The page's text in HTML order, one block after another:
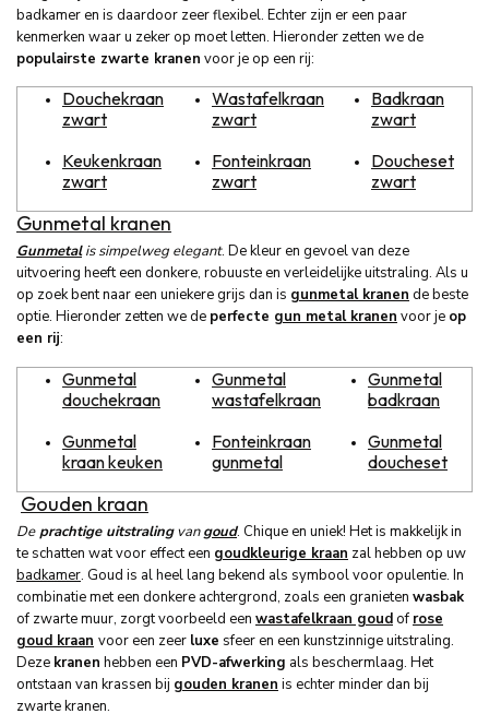
badkamer en is daardoor zeer flexibel. Echter zijn er een paar
kenmerken waar u zeker op moet letten. Hieronder zetten we de
populairste zwarte kranen voor je op een rij:
Douchekraan
zwart
Wastafelkraan
zwart
Badkraan
zwart
Keukenkraan
zwart
Fonteinkraan
zwart
Doucheset
zwart
Gunmetal kranen
Gunmetalis simpelweg elegant. De kleur en gevoel van deze
uitvoering heeft een donkere, robuuste en verleidelijke uitstraling. Als u
op zoek bent naar een uniekere grijs dan is gunmetal kranen de beste
optie. Hieronder zetten we de perfecte gun metal kranen voor je op
een rij:
Gunmetal
douchekraan
Gunmetal
wastafelkraan
Gunmetal
badkraan
Gunmetal
kraan keuken
Fonteinkraan
gunmetal
Gunmetal
doucheset
Gouden kraan
Deprachtige uitstralingvangoud. Chique en uniek! Het is makkelijk in
te schatten wat voor effect een goudkleurige kraan zal hebben op uw
badkamer. Goud is al heel lang bekend als symbool voor opulentie. In
combinatie met een donkere achtergrond, zoals een granieten wasbak
of zwarte muur, zorgt voorbeeld een wastafelkraan goudof rose
goud kraan voor een zeer luxe sfeer en een kunstzinnige uitstraling.
Deze kranen hebben een PVD-afwerking als beschermlaag. Het
ontstaan van krassen bij gouden kranen is echter minder dan bij
zwarte kranen.